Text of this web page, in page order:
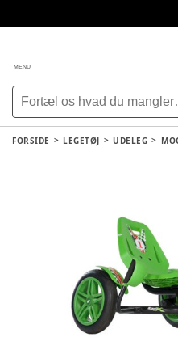
MENU
FORSIDE LEGETØJ UDELEG